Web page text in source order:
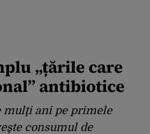
„țările care
antibiotice
mulţi ani pe primele
consumul de